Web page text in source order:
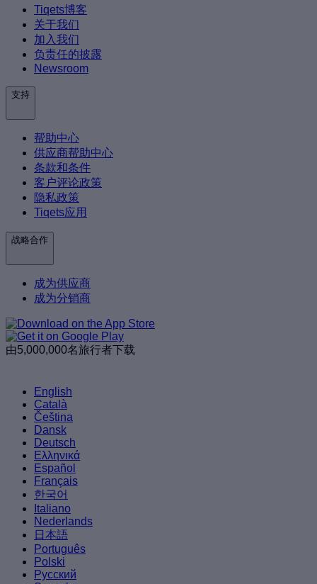
Tiqets博客
关于我们
加入我们
负责任的披露
Newsroom
支持
帮助中心
供应商帮助中心
条款和条件
客户评论政策
隐私政策
Tiqets应用
战略合作
成为供应商
成为分销商
由5,000,000名旅行者下载
English
Català
Čeština
Dansk
Deutsch
Ελληνικά
Español
Français
한국어
Italiano
Nederlands
日本語
Português
Polski
Русский